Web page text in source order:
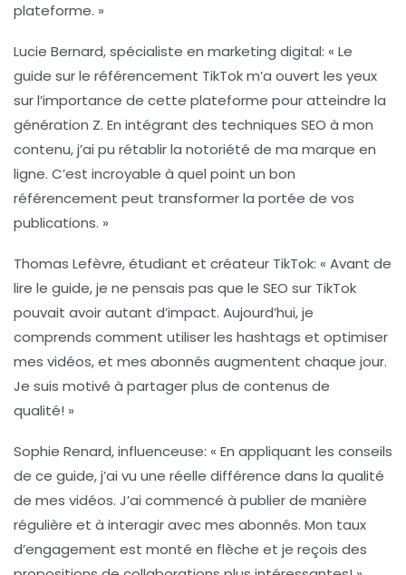
plateforme. »
Lucie Bernard, spécialiste en marketing digital: « Le
guide sur le référencement TikTokm’a ouvert les yeux
sur l’importance de cette plateforme pour atteindre la
génération Z. En intégrant des techniques SEO à mon
contenu, j’ai pu rétablir la notoriété de ma marque en
ligne. C’est incroyable à quel point un bon
référencement peut transformer la portée de vos
publications. »
Thomas Lefèvre, étudiant et créateur TikTok: « Avant de
lire le guide, je ne pensais pas que le SEO sur TikTok
pouvait avoir autant d’impact. Aujourd’hui, je
comprends comment utiliser les hashtags et optimiser
mes vidéos, et mes abonnés augmentent chaque jour.
Je suis motivé à partager plus de contenus de
qualité! »
Sophie Renard, influenceuse: « En appliquant les conseils
de ce guide, j’ai vu une réelle différence dans la qualité
de mes vidéos. J’ai commencé à publier de manière
régulière et à interagir avec mes abonnés. Mon taux
d’engagement est monté en flèche et je reçois des